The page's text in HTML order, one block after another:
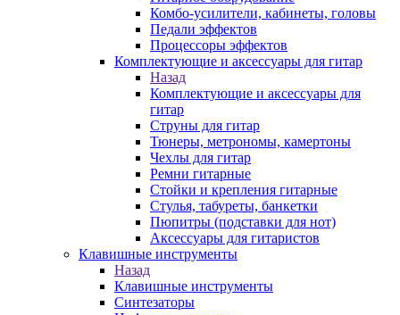
Комбо-усилители, кабинеты, головы
Педали эффектов
Процессоры эффектов
Комплектующие и аксессуары для гитар
Назад
Комплектующие и аксессуары для
гитар
Струны для гитар
Тюнеры, метрономы, камертоны
Чехлы для гитар
Ремни гитарные
Стойки и крепления гитарные
Стулья, табуреты, банкетки
Пюпитры (подставки для нот)
Аксессуары для гитаристов
Клавишные инструменты
Назад
Клавишные инструменты
Синтезаторы